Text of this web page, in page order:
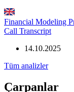
Financial Modeling
Call Transcript
14.10.2025
Tüm analizler
Çarpanlar